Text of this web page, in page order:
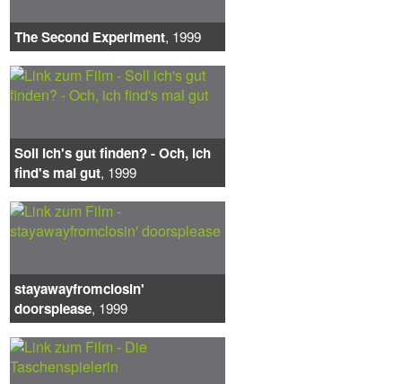
The Second Experiment, 1999
Soll ich's gut finden? - Och, ich
find's mal gut, 1999
stayawayfromclosin'
doorsplease, 1999